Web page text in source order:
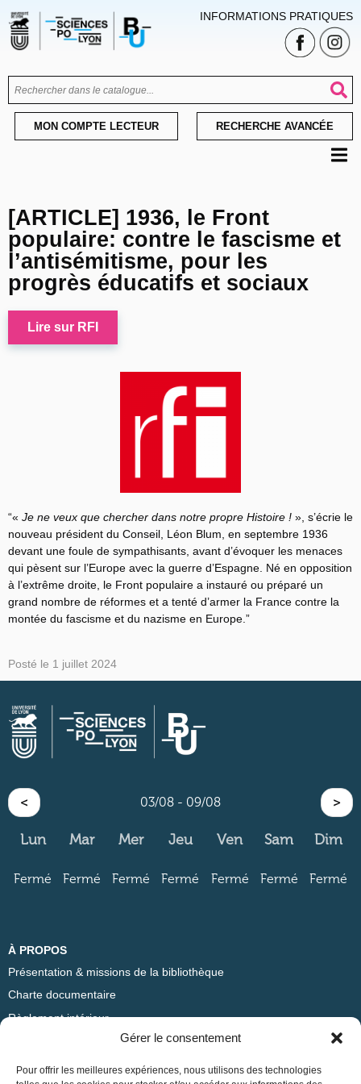
Gérer le consentement
Pour offrir les meilleures expériences, nous utilisons des technologies
INFORMATIONS PRATIQUES
MON COMPTE LECTEUR RECHERCHE AVANCÉE
[ARTICLE] 1936, le Front
populaire: contre le fascisme et
l’antisémitisme, pour les
progrès éducatifs et sociaux
Lire sur RFI
“« Je ne veux que chercher dans notre propre Histoire ! », s’écrie le
nouveau président du Conseil, Léon Blum, en septembre 1936
devant une foule de sympathisants, avant d’évoquer les menaces
qui pèsent sur l’Europe avec la guerre d’Espagne. Né en opposition
à l’extrême droite, le Front populaire a instauré ou préparé un
grand nombre de réformes et a tenté d’armer la France contre la
montée du fascisme et du nazisme en Europe.”
Posté le 1 juillet 2024
>
< 03/08 - 09/08
Lun
Fermé
Mar
Fermé
Mer
Fermé
Jeu
Fermé
Ven
Fermé
Sam
Fermé
Dim
Fermé
À PROPOS
Présentation & missions de la bibliothèque
Charte documentaire
Règlement intérieur